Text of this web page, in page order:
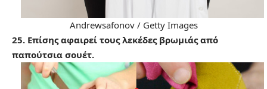
Andrewsafonov / Getty Images
25. Επίσης αφαιρεί τους λεκέδες βρωμιάς από
παπούτσια σουέτ.